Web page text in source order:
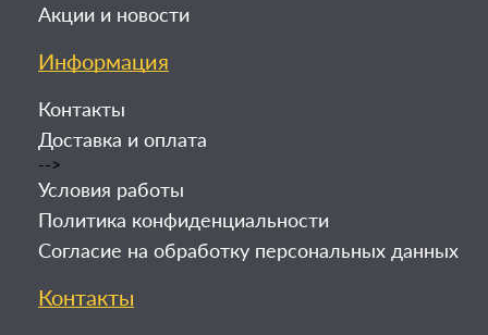
Акции и новости
Информация
Контакты
Доставка и оплата
-->
Условия работы
Политика конфиденциальности
Согласие на обработку персональных данных
Контакты